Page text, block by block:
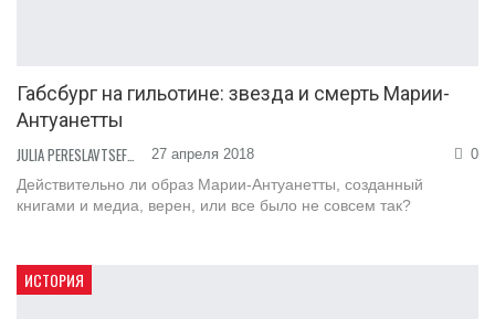
Габсбург на гильотине: звезда и смерть Марии-
Антуанетты
JULIA PERESLAVTSEFF 27 апреля 2018 0
Действительно ли образ Марии-Антуанетты, созданный
книгами и медиа, верен, или все было не совсем так?
ИСТОРИЯ